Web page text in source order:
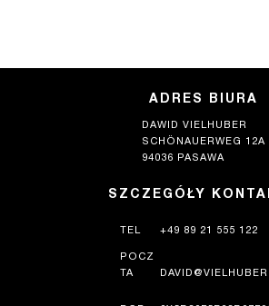
ADRES BIURA
DAWID VIELHUBER
SCHÖNAUERWEG 12A
94036 PASAWA
SZCZEGÓŁY
TEL +49 89 21 555 122
POCZ
TA